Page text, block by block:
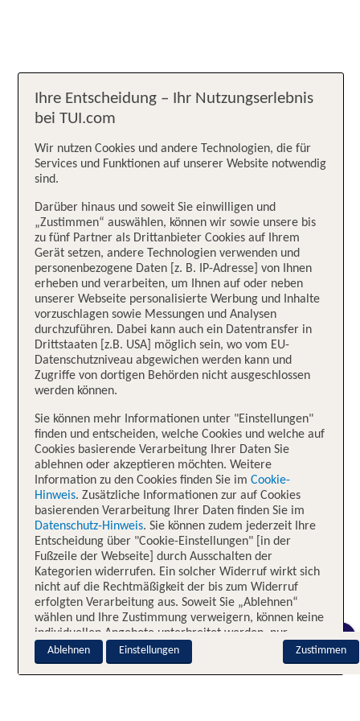
Ihre Entscheidung – Ihr Nutzungserlebnis
bei TUI.com
Wir nutzen Cookies und andere Technologien, die für
Services und Funktionen auf unserer Website notwendig
sind.
Darüber hinaus und soweit Sie einwilligen und
„Zustimmen“ auswählen, können wir sowie unsere bis
zu fünf Partner als Drittanbieter Cookies auf Ihrem
Gerät setzen, andere Technologien verwenden und
personenbezogene Daten [z. B. IP-Adresse] von Ihnen
erheben und verarbeiten, um Ihnen auf oder neben
unserer Webseite personalisierte Werbung und Inhalte
vorzuschlagen sowie Messungen und Analysen
durchzuführen. Dabei kann auch ein Datentransfer in
Drittstaaten [z.B. USA] möglich sein, wo vom EU-
Datenschutzniveau abgewichen werden kann und
Zugriffe von dortigen Behörden nicht ausgeschlossen
werden können.
Sie können mehr Informationen unter "Einstellungen"
finden und entscheiden, welche Cookies und welche auf
Cookies basierende Verarbeitung Ihrer Daten Sie
ablehnen oder akzeptieren möchten. Weitere
Information zu den Cookies finden Sie im Cookie-
Hinweis. Zusätzliche Informationen zur auf Cookies
basierenden Verarbeitung Ihrer Daten finden Sie im
Datenschutz-Hinweis. Sie können zudem jederzeit Ihre
Entscheidung über "Cookie-Einstellungen" [in der
Fußzeile der Webseite] durch Ausschalten der
Kategorien widerrufen. Ein solcher Widerruf wirkt sich
nicht auf die Rechtmäßigkeit der bis zum Widerruf
erfolgten Verarbeitung aus. Soweit Sie „Ablehnen“
wählen und Ihre Zustimmung verweigern, können keine
individuellen Angebote unterbreitet werden, nur
notwendige Cookies sind aktiv.
Impressum
Zustimmen
Ablehnen Einstellungen
CHAT